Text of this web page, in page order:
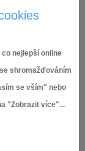
nejlepší online
shromažďováním
se vším" nebo
"Zobrazit více"...